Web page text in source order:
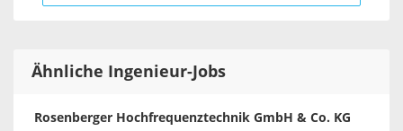
Ähnliche Ingenieur-Jobs
Rosenberger Hochfrequenztechnik GmbH & Co. KG